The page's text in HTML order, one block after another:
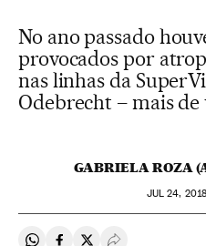
No ano passado
provocados por
nas linhas da
Odebrecht – mais
GABRIELA ROZA
JUL 24,